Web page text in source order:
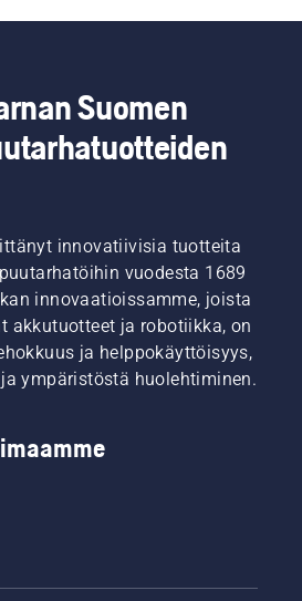
Suomen
innovatiivisia tuotteita
vuodesta 1689
innovaatioissamme, joista
akkutuotteet ja robotiikka, on
ja helppokäyttöisyys,
ympäristöstä huolehtiminen.